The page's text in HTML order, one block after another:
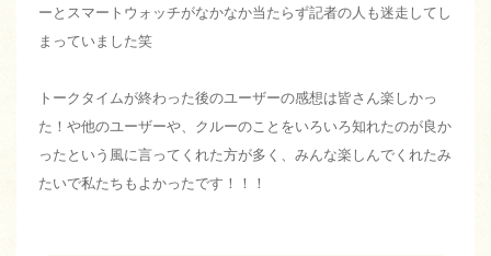
ーとスマートウォッチがなかなか当たらず記者の人も迷走してし
まっていました笑
トークタイムが終わった後のユーザーの感想は皆さん楽しかっ
た！や他のユーザーや、クルーのことをいろいろ知れたのが良か
ったという風に言ってくれた方が多く、みんな楽しんでくれたみ
たいで私たちもよかったです！！！